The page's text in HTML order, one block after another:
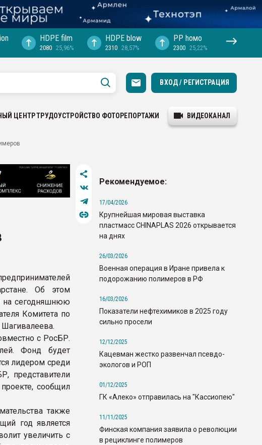
HDPE film
2080 25,96%
HDPE blow
2310 28,57%
PP hомо
2300 25,22%
ВХОД / РЕГИСТРАЦИЯ
ЦЕНТРТРУДОУСТРОЙСТВО ФОТОРЕПОРТАЖИ ВИДЕОКАНАЛ
Об этом
на сегодняшнюю
Комитета по
с РосБР.
Фонд будет
лидером среди
представители
сообщил
также
год является
увеличить с
Рекомендуемое:
17/04/2026
Крупнейшая мировая выставка
пластмасс CHINAPLAS 2026 открывается
на днях
26/03/2026
Военная операция в Иране привела к
подорожанию полимеров в РФ
16/03/2026
Показатели нефтехимиков в 2025 году
сильно просели
12/12/2025
Кацевман жестко развенчал псевдо-
экологов и РОП
01/12/2025
ГК «Алеко» отправилась на "Кассиопею"
11/11/2025
Финская компания заявила о революции
в рециклинге полимеров